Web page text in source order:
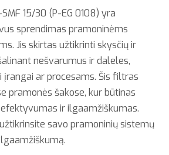
15/30 (P-EG 0108) yra
sprendimas pramoninėms
Jis skirtas užtikrinti skysčių ir
nešvarumus ir daleles,
įrangai ar procesams. Šis filtras
pramonės šakose, kur būtinas
ir ilgaamžiškumas.
savo pramoninių sistemų